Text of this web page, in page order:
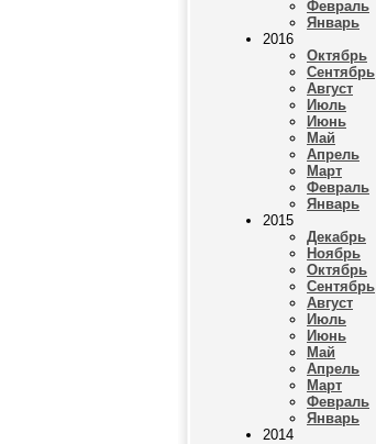
Февраль
Январь
2016
Октябрь
Сентябрь
Август
Июль
Июнь
Май
Апрель
Март
Февраль
Январь
2015
Декабрь
Ноябрь
Октябрь
Сентябрь
Август
Июль
Июнь
Май
Апрель
Март
Февраль
Январь
2014